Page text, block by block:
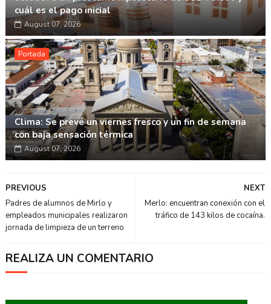
cuál es el pago inicial
August 07, 2026
Portada
Clima: Se prevé un viernes fresco y un fin de semana
con baja sensación térmica
August 07, 2026
NEXT
Merlo: encuentran conexión con el
tráfico de 143 kilos de cocaína.
PREVIOUS
Padres de alumnos de Mirlo y
empleados municipales realizaron
jornada de limpieza de un terreno
REALIZA UN COMENTARIO